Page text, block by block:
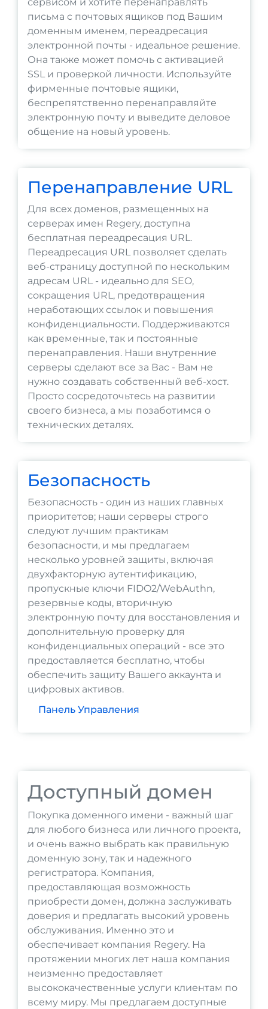
сервисом и хотите перенаправлять
письма с почтовых ящиков под Вашим
доменным именем, переадресация
электронной почты - идеальное решение.
Она также может помочь с активацией
SSL и проверкой личности. Используйте
фирменные почтовые ящики,
беспрепятственно перенаправляйте
электронную почту и выведите деловое
общение на новый уровень.
Перенаправление URL
Для всех доменов, размещенных на
серверах имен Regery, доступна
бесплатная переадресация URL.
Переадресация URL позволяет сделать
веб-страницу доступной по нескольким
адресам URL - идеально для SEO,
сокращения URL, предотвращения
неработающих ссылок и повышения
конфиденциальности. Поддерживаются
как временные, так и постоянные
перенаправления. Наши внутренние
серверы сделают все за Вас - Вам не
нужно создавать собственный веб-хост.
Просто сосредоточьтесь на развитии
своего бизнеса, а мы позаботимся о
технических деталях.
Безопасность
Безопасность - один из наших главных
приоритетов; наши серверы строго
следуют лучшим практикам
безопасности, и мы предлагаем
несколько уровней защиты, включая
двухфакторную аутентификацию,
пропускные ключи FIDO2/WebAuthn,
резервные коды, вторичную
электронную почту для восстановления и
дополнительную проверку для
конфиденциальных операций - все это
предоставляется бесплатно, чтобы
обеспечить защиту Вашего аккаунта и
цифровых активов.
Панель Управления
Доступный домен
Покупка доменного имени - важный шаг
для любого бизнеса или личного проекта,
и очень важно выбрать как правильную
доменную зону, так и надежного
регистратора. Компания,
предоставляющая возможность
приобрести домен, должна заслуживать
доверия и предлагать высокий уровень
обслуживания. Именно это и
обеспечивает компания Regery. На
протяжении многих лет наша компания
неизменно предоставляет
высококачественные услуги клиентам по
всему миру. Мы предлагаем доступные